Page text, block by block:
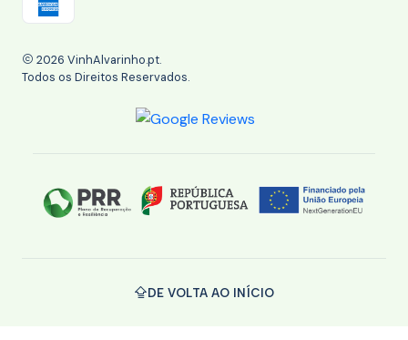
2026 VinhAlvarinho.pt.
Todos os Direitos Reservados.
DE VOLTA AO INÍCIO